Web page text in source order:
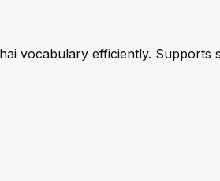
vocabulary efficiently.